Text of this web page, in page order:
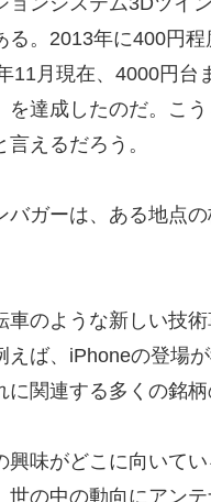
る。2013年に400円
11月現在、4000円
達成したのだ。こ
えるだろう。
バガーは、ある地点
のような新しい技術
えば、iPhoneの登場
に関連する多くの銘
味がどこに向いて
世の中の動向にアン